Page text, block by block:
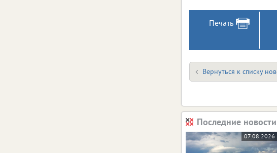
Печать
Вернуться к списку
Последние новости
07.08.2026